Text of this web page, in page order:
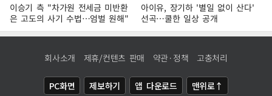
이승기 측 "차가원 전세금 미반환
은 고도의 사기 수법…엄벌 원해"
아이유, 장기하 '별일 없이 산다'
선곡…쿨한 일상 공개
회사소개 제휴/컨텐츠 판매 약관·정책 고충처리
PC화면 제보하기 앱 다운로드 맨위로↑